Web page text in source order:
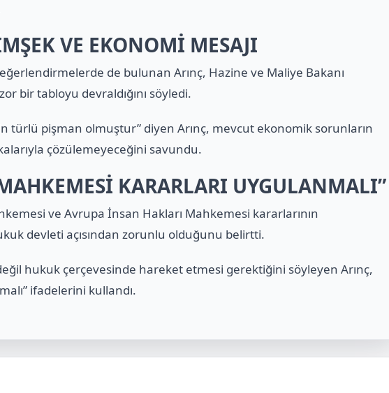
VE EKONOMİ MESAJI
de bulunan Arınç, Hazine ve Maliye Bakanı
bir tabloyu devraldığını söyledi.
türlü pişman olmuştur” diyen Arınç, mevcut ekonomik sorunların
çözülemeyeceğini savundu.
KARARLARI UYGULANMALI”
ve Avrupa İnsan Hakları Mahkemesi kararlarının
devleti açısından zorunlu olduğunu belirtti.
hukuk çerçevesinde hareket etmesi gerektiğini söyleyen Arınç,
ifadelerini kullandı.